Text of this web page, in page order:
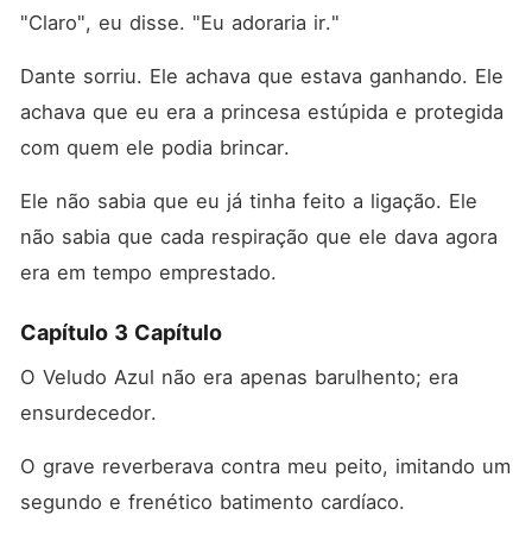
"Claro", eu disse. "Eu adoraria ir."
Dante sorriu. Ele achava que estava ganhando. Ele
achava que eu era a princesa estúpida e protegida
com quem ele podia brincar.
Ele não sabia que eu já tinha feito a ligação. Ele
não sabia que cada respiração que ele dava agora
era em tempo emprestado.
Capítulo 3 Capítulo
O Veludo Azul não era apenas barulhento; era
ensurdecedor.
O grave reverberava contra meu peito, imitando um
segundo e frenético batimento cardíaco.